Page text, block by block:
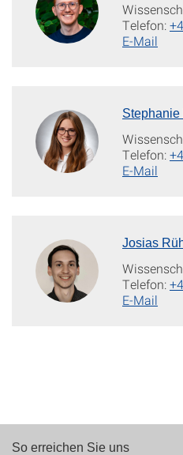
Telefon:
E-Mail
Stephanie
Telefon:
E-Mail
Josias
Telefon:
E-Mail
So erreichen Sie uns